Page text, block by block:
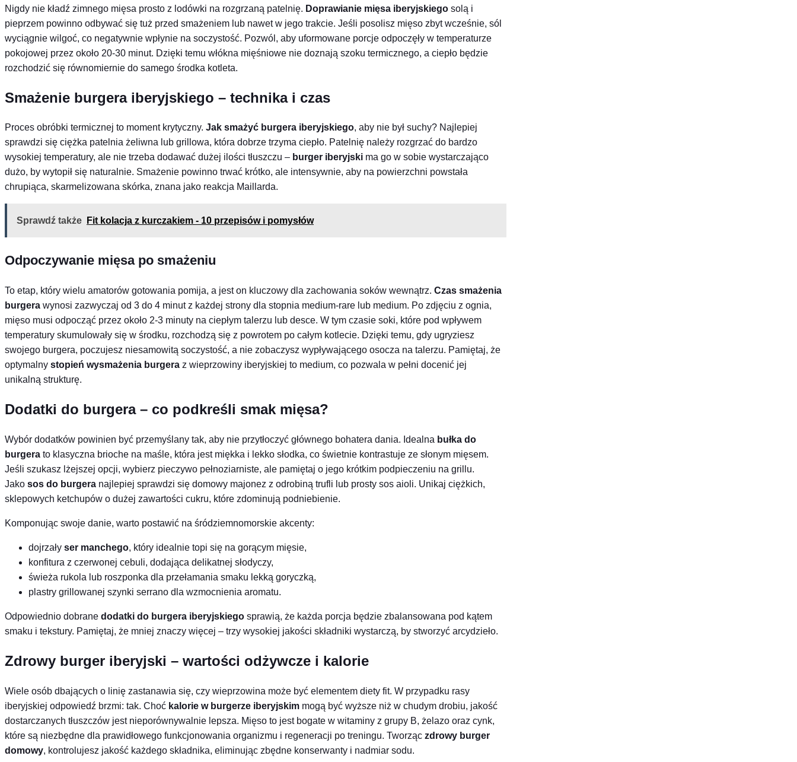
Nigdy nie kładź zimnego mięsa prosto z lodówki na rozgrzaną patelnię. Doprawianie mięsa iberyjskiego solą i
pieprzem powinno odbywać się tuż przed smażeniem lub nawet w jego trakcie. Jeśli posolisz mięso zbyt wcześnie, sól
wyciągnie wilgoć, co negatywnie wpłynie na soczystość. Pozwól, aby uformowane porcje odpoczęły w temperaturze
pokojowej przez około 20-30 minut. Dzięki temu włókna mięśniowe nie doznają szoku termicznego, a ciepło będzie
rozchodzić się równomiernie do samego środka kotleta.
Smażenie burgera iberyjskiego – technika i czas
Proces obróbki termicznej to moment krytyczny. Jak smażyć burgera iberyjskiego, aby nie był suchy? Najlepiej
sprawdzi się ciężka patelnia żeliwna lub grillowa, która dobrze trzyma ciepło. Patelnię należy rozgrzać do bardzo
wysokiej temperatury, ale nie trzeba dodawać dużej ilości tłuszczu – burger iberyjski ma go w sobie wystarczająco
dużo, by wytopił się naturalnie. Smażenie powinno trwać krótko, ale intensywnie, aby na powierzchni powstała
chrupiąca, skarmelizowana skórka, znana jako reakcja Maillarda.
Sprawdź także Fit kolacja z kurczakiem - 10 przepisów i pomysłów
Odpoczywanie mięsa po smażeniu
To etap, który wielu amatorów gotowania pomija, a jest on kluczowy dla zachowania soków wewnątrz. Czas smażenia
burgera wynosi zazwyczaj od 3 do 4 minut z każdej strony dla stopnia medium-rare lub medium. Po zdjęciu z ognia,
mięso musi odpocząć przez około 2-3 minuty na ciepłym talerzu lub desce. W tym czasie soki, które pod wpływem
temperatury skumulowały się w środku, rozchodzą się z powrotem po całym kotlecie. Dzięki temu, gdy ugryziesz
swojego burgera, poczujesz niesamowitą soczystość, a nie zobaczysz wypływającego osocza na talerzu. Pamiętaj, że
optymalny stopień wysmażenia burgera z wieprzowiny iberyjskiej to medium, co pozwala w pełni docenić jej
unikalną strukturę.
Dodatki do burgera – co podkreśli smak mięsa?
Wybór dodatków powinien być przemyślany tak, aby nie przytłoczyć głównego bohatera dania. Idealna bułka do
burgera to klasyczna brioche na maśle, która jest miękka i lekko słodka, co świetnie kontrastuje ze słonym mięsem.
Jeśli szukasz lżejszej opcji, wybierz pieczywo pełnoziarniste, ale pamiętaj o jego krótkim podpieczeniu na grillu.
Jako sos do burgera najlepiej sprawdzi się domowy majonez z odrobiną trufli lub prosty sos aioli. Unikaj ciężkich,
sklepowych ketchupów o dużej zawartości cukru, które zdominują podniebienie.
Komponując swoje danie, warto postawić na śródziemnomorskie akcenty:
dojrzały ser manchego, który idealnie topi się na gorącym mięsie,
konfitura z czerwonej cebuli, dodająca delikatnej słodyczy,
świeża rukola lub roszponka dla przełamania smaku lekką goryczką,
plastry grillowanej szynki serrano dla wzmocnienia aromatu.
Odpowiednio dobrane dodatki do burgera iberyjskiego sprawią, że każda porcja będzie zbalansowana pod kątem
smaku i tekstury. Pamiętaj, że mniej znaczy więcej – trzy wysokiej jakości składniki wystarczą, by stworzyć arcydzieło.
Zdrowy burger iberyjski – wartości odżywcze i kalorie
Wiele osób dbających o linię zastanawia się, czy wieprzowina może być elementem diety fit. W przypadku rasy
iberyjskiej odpowiedź brzmi: tak. Choć kalorie w burgerze iberyjskim mogą być wyższe niż w chudym drobiu, jakość
dostarczanych tłuszczów jest nieporównywalnie lepsza. Mięso to jest bogate w witaminy z grupy B, żelazo oraz cynk,
które są niezbędne dla prawidłowego funkcjonowania organizmu i regeneracji po treningu. Tworząc zdrowy burger
domowy, kontrolujesz jakość każdego składnika, eliminując zbędne konserwanty i nadmiar sodu.